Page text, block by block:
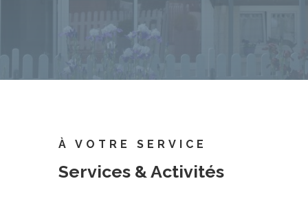
À VOTRE SERVICE
Services & Activités